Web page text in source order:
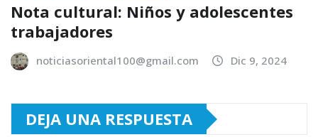
Nota cultural: Niños y adolescentes
trabajadores
noticiasoriental100@gmail.com Dic 9, 2024
DEJA UNA RESPUESTA